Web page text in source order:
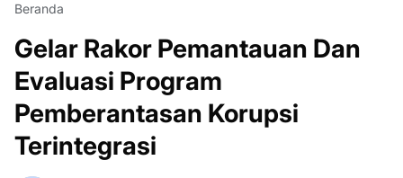
Beranda
Gelar Rakor Pemantauan Dan
Evaluasi Program
Pemberantasan Korupsi
Terintegrasi